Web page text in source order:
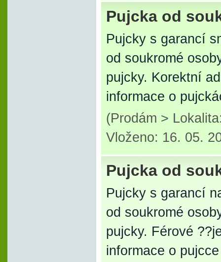
Pujcka od
Pujcky s garancí
od soukromé
pujcky. Korektní
informace o
(Prodám >
Vloženo: 16. 05.
Pujcka od
Pujcky s garancí
od soukromé
pujcky. Férové
informace o